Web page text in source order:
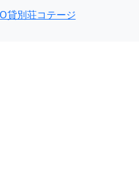
貸別荘コテージ